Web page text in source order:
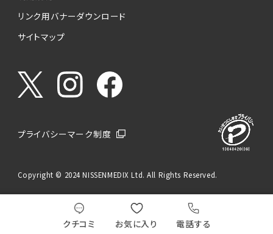
クチコミ お気に入り 電話する
リンク用バナーダウンロード
サイトマップ
プライバシーマーク制度
Copyright © 2024 NISSENMEDIX Ltd. All Rights Reserved.